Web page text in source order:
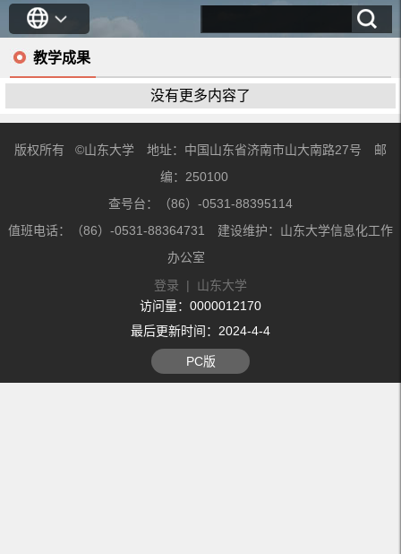
教学成果
没有更多内容了
版权所有 ©山东大学 地址：中国山东省济南市山大南路27号 邮
编：250100
查号台：（86）-0531-88395114
值班电话：（86）-0531-88364731 建设维护：山东大学信息化工作
办公室
登录 | 山东大学
访问量： 0000012170
最后更新时间： 2024-4-4
PC版